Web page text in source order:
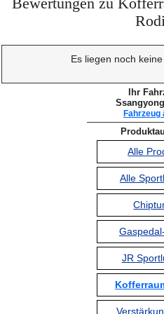
Bewertungen zu
Es liegen noch
Ihr
Fahrzeug
Alle
Alle
JR